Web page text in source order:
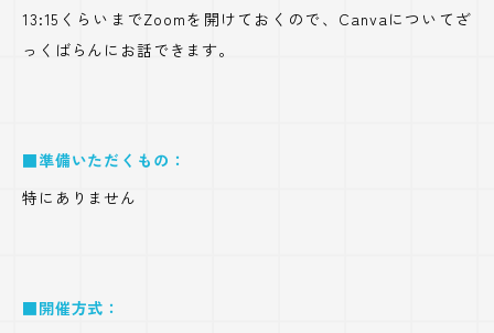
13:15くらいまでZoomを開けておくので、Canvaについてざ
っくばらんにお話できます。
■準備いただくもの：
特にありません
■開催方式：